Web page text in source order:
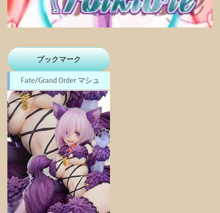
ブックマーク
Fate/Grand Order マシュ